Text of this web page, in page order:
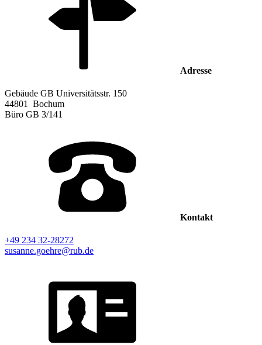
Adresse
Gebäude GB Universitätsstr. 150
44801 Bochum
Büro GB 3/141
Kontakt
+49 234 32-28272
susanne.goehre@rub.de